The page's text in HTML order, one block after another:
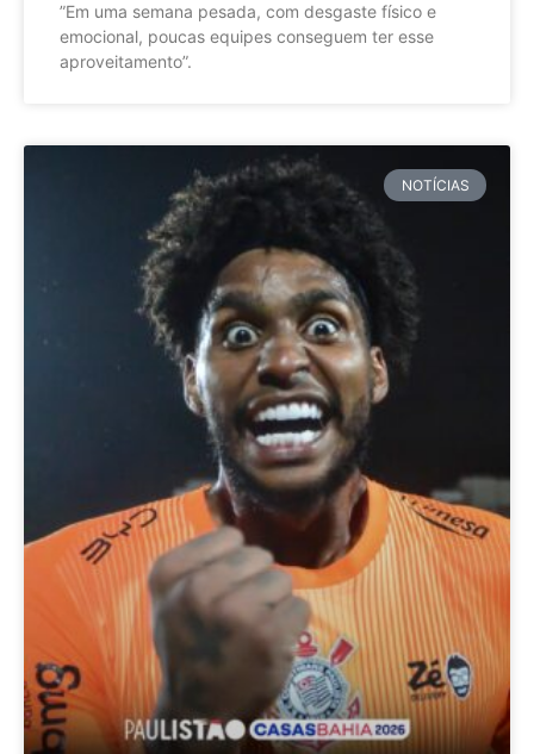
”Em uma semana pesada, com desgaste físico e
emocional, poucas equipes conseguem ter esse
aproveitamento”.
NOTÍCIAS